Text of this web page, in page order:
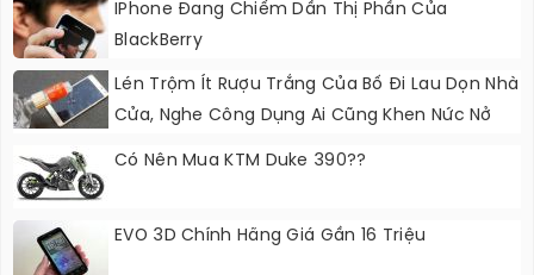
IPhone Đang Chiếm Dần Thị Phần Của
BlackBerry
Lén Trộm Ít Rượu Trắng Của Bố Đi Lau Dọn Nhà
Cửa, Nghe Công Dụng Ai Cũng Khen Nức Nở
Có Nên Mua KTM Duke 390??
EVO 3D Chính Hãng Giá Gần 16 Triệu